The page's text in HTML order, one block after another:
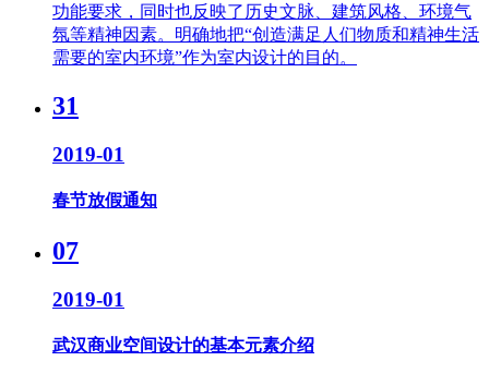
功能要求，同时也反映了历史文脉、建筑风格、环境气
氛等精神因素。明确地把“创造满足人们物质和精神生活
需要的室内环境”作为室内设计的目的。
31
2019-01
春节放假通知
07
2019-01
武汉商业空间设计的基本元素介绍